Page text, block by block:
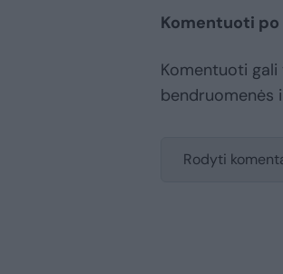
Komentuoti
Komentuoti
bendruomenės
Rodyti